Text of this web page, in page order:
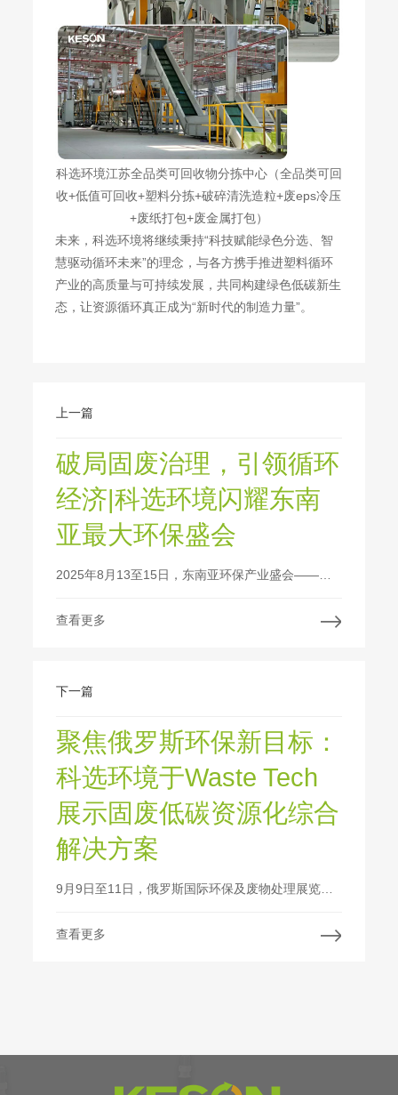
科选环境江苏全品类可回收物分拣中心（全品类可回
收+低值可回收+塑料分拣+破碎清洗造粒+废eps冷压
+废纸打包+废金属打包）
未来，科选环境将继续秉持“科技赋能绿色分选、智
慧驱动循环未来”的理念，与各方携手推进塑料循环
产业的高质量与可持续发展，共同构建绿色低碳新生
态，让资源循环真正成为“新时代的制造力量”。
上一篇
破局固废治理，引领循环
经济|科选环境闪耀东南
亚最大环保盛会
查看更多
下一篇
聚焦俄罗斯环保新目标：
科选环境于Waste Tech
展示固废低碳资源化综合
解决方案
查看更多